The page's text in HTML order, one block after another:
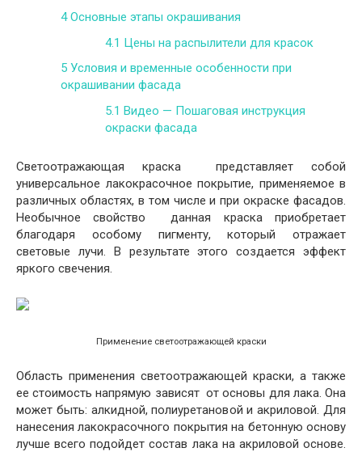
4Основные этапы окрашивания
4.1 Цены на распылители для красок
5 Условия и временные особенности при
окрашивании фасада
5.1 Видео — Пошаговая инструкция
окраски фасада
Светоотражающая краска представляет собой
универсальное лакокрасочное покрытие, применяемое в
различных областях, в том числе и при окраске фасадов.
Необычное свойство данная краска приобретает
благодаря особому пигменту, который отражает
световые лучи. В результате этого создается эффект
яркого свечения.
Применение светоотражающей краски
Область применения светоотражающей краски, а также
ее стоимость напрямую зависят от основы для лака. Она
может быть: алкидной, полиуретановой и акриловой. Для
нанесения лакокрасочного покрытия на бетонную основу
лучше всего подойдет состав лака на акриловой основе.